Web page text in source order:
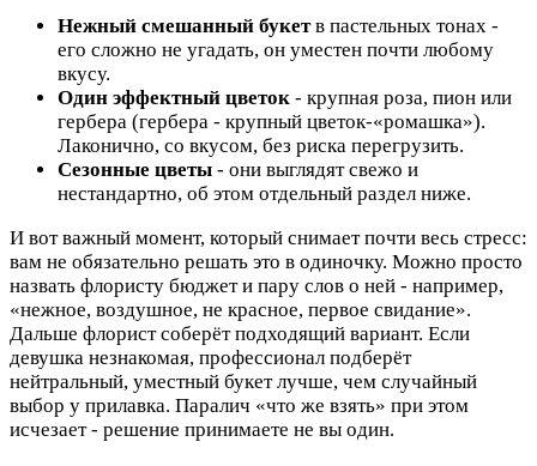
Нежный смешанный букетв пастельных тонах -
его сложно не угадать, он уместен почти любому
вкусу.
Один эффектный цветок - крупная роза, пион или
гербера (гербера - крупный цветок-«ромашка»).
Лаконично, со вкусом, без риска перегрузить.
Сезонные цветы - они выглядят свежо и
нестандартно, об этом отдельный раздел ниже.
И вот важный момент, который снимает почти весь стресс:
вам не обязательно решать это в одиночку. Можно просто
назвать флористу бюджет и пару слов о ней - например,
«нежное, воздушное, не красное, первое свидание».
Дальше флорист соберёт подходящий вариант. Если
девушка незнакомая, профессионал подберёт
нейтральный, уместный букет лучше, чем случайный
выбор у прилавка. Паралич «что же взять» при этом
исчезает - решение принимаете не вы один.